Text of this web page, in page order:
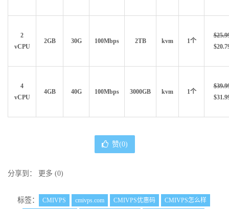
2
vCPU
2GB 30G 100Mbps 2TB kvm 1个
4
vCPU
4GB 40G 100Mbps 3000GB kvm 1个
赞(0)
分享到： 更多 (0)
标签： CMIVPS cmivps.com CMIVPS优惠码
CMIVPS怎么样